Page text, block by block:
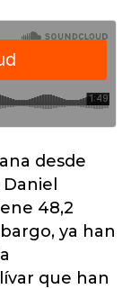
desde
48,2
ya han
que han